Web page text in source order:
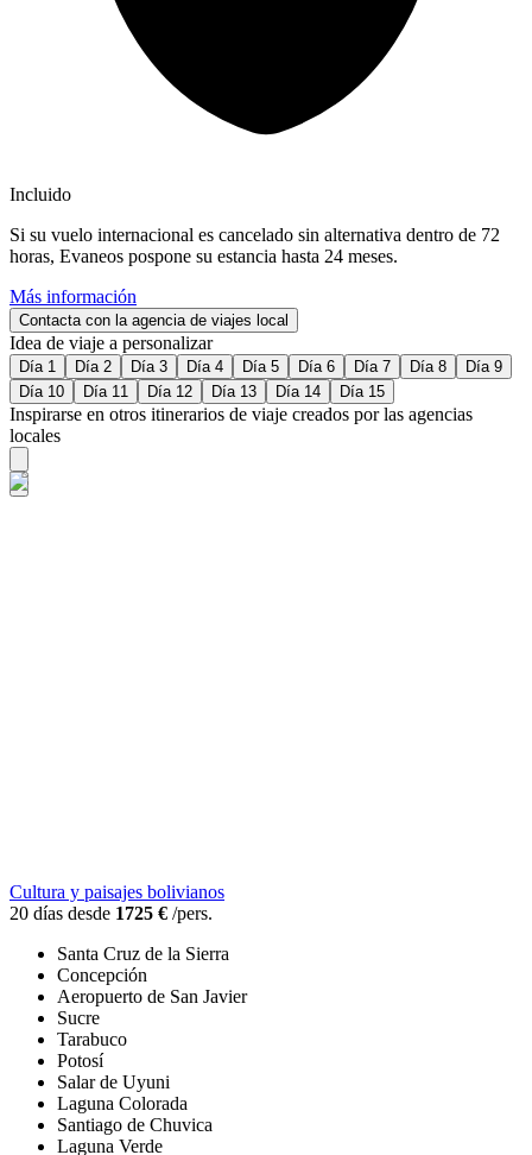
Incluido
Si su vuelo internacional es cancelado sin alternativa dentro de 72
horas, Evaneos pospone su estancia hasta 24 meses.
Más información
Contacta con la agencia de viajes local
Idea de viaje a personalizar
Día 1 Día 2 Día 3 Día 4 Día 5 Día 6 Día 7 Día 8
Día 9
Día 10
Día 11 Día 12 Día 13 Día 14 Día 15
Inspirarse en otros itinerarios de viaje creados por las agencias
locales
Cultura y paisajes bolivianos
20 días desde 1725 € /pers.
Santa Cruz de la Sierra
Concepción
Aeropuerto de San Javier
Sucre
Tarabuco
Potosí
Salar de Uyuni
Laguna Colorada
Santiago de Chuvica
Laguna Verde